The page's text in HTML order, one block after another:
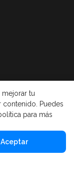
tu
contenido. Puedes
para más
Aceptar